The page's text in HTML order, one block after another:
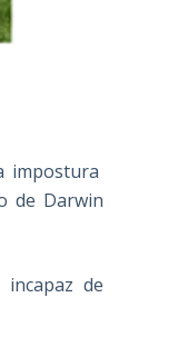
impostura
de Darwin
incapaz de